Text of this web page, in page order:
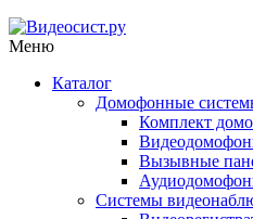
Меню
Каталог
Домофонные
Комплект
Вызывные
Системы